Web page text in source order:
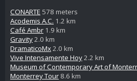
CONARTE 578 meters
Acodemis A.C. 1.2 km
Café Ambr 1.9 km
Gravity2.0 km
DramaticoMx2.0 km
Vive Intensamente Hoy2.2 km
Museum of Contemporary Art of
Monterrey Tour 8.6 km